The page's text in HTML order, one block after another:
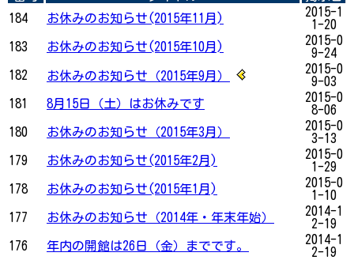
184
お休みのお知らせ(2015年11月)
2015-1
1-20
183
お休みのお知らせ(2015年10月)
2015-0
9-24
182
お休みのお知らせ（2015年9月）
2015-0
9-03
181
8月15日（土）はお休みです
2015-0
8-06
180
お休みのお知らせ（2015年3月）
2015-0
3-13
179
お休みのお知らせ(2015年2月)
2015-0
1-29
178
お休みのお知らせ(2015年1月)
2015-0
1-10
177
お休みのお知らせ（2014年・年末年始）
2014-1
2-19
176
年内の開館は26日（金）までです。
2014-1
2-19